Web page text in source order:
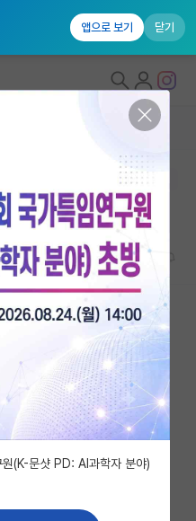
앱으로 보기 닫기
교수 초빙
원(K-문샷 PD: AI과학자 분야)